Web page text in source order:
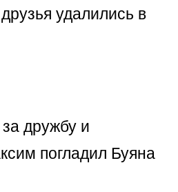
удалились в
дружбу и
погладил Буяна